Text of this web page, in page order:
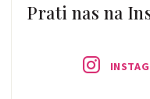
Prati nas na